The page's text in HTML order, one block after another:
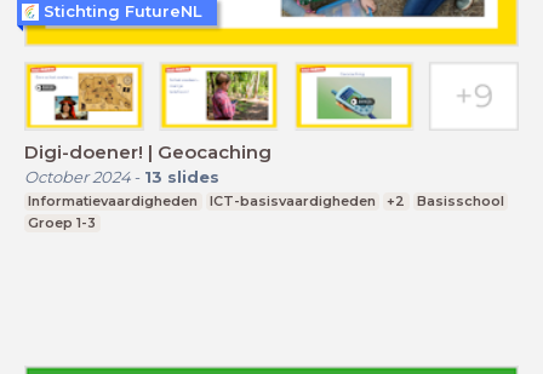
Digi-doener! | Geocaching
October 2024- 13 slides
Informatievaardigheden ICT-basisvaardigheden +2
Basisschool
Groep 1-3
Stichting FutureNL